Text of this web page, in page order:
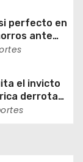
perfecto en
ante
el invicto
derrota
Béisbol